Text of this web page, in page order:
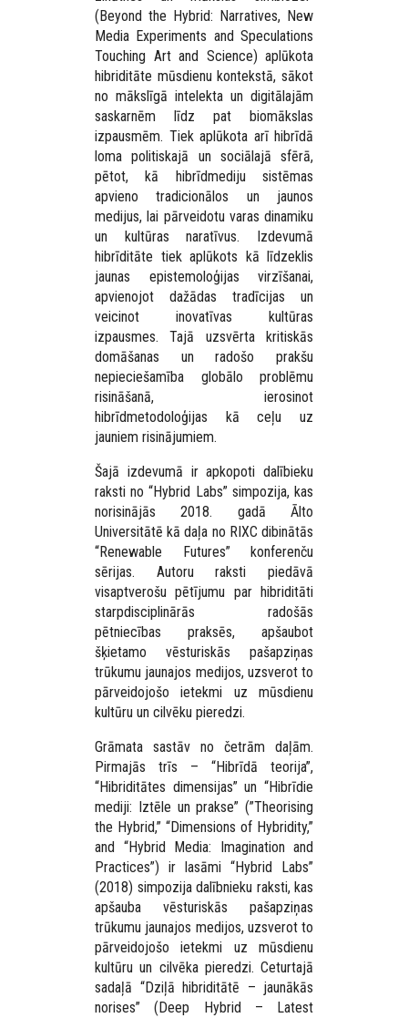
(Beyond the Hybrid: Narratives, New
Media Experiments and Speculations
Touching Art and Science) aplūkota
hibriditāte mūsdienu kontekstā, sākot
no mākslīgā intelekta un digitālajām
saskarnēm līdz pat biomākslas
izpausmēm. Tiek aplūkota arī hibrīdā
loma politiskajā un sociālajā sfērā,
pētot, kā hibrīdmediju sistēmas
apvieno tradicionālos un jaunos
medijus, lai pārveidotu varas dinamiku
un kultūras naratīvus. Izdevumā
hibrīditāte tiek aplūkots kā līdzeklis
jaunas epistemoloģijas virzīšanai,
apvienojot dažādas tradīcijas un
veicinot inovatīvas kultūras
izpausmes. Tajā uzsvērta kritiskās
domāšanas un radošo prakšu
nepieciešamība globālo problēmu
risināšanā, ierosinot
hibrīdmetodoloģijas kā ceļu uz
jauniem risinājumiem.
Šajā izdevumā ir apkopoti dalībieku
raksti no “Hybrid Labs” simpozija, kas
norisinājās 2018. gadā Ālto
Universitātē kā daļa no RIXC dibinātās
“Renewable Futures” konferenču
sērijas. Autoru raksti piedāvā
visaptverošu pētījumu par hibriditāti
starpdisciplinārās radošās
pētniecības praksēs, apšaubot
šķietamo vēsturiskās pašapziņas
trūkumu jaunajos medijos, uzsverot to
pārveidojošo ietekmi uz mūsdienu
kultūru un cilvēku pieredzi.
Grāmata sastāv no četrām daļām.
Pirmajās trīs – “Hibrīdā teorija”,
“Hibriditātes dimensijas” un “Hibrīdie
mediji: Iztēle un prakse” (”Theorising
the Hybrid,” “Dimensions of Hybridity,”
and “Hybrid Media: Imagination and
Practices”) ir lasāmi “Hybrid Labs”
(2018) simpozija dalībnieku raksti, kas
apšauba vēsturiskās pašapziņas
trūkumu jaunajos medijos, uzsverot to
pārveidojošo ietekmi uz mūsdienu
kultūru un cilvēka pieredzi. Ceturtajā
sadaļā “Dziļā hibriditātē – jaunākās
norises” (Deep Hybrid – Latest